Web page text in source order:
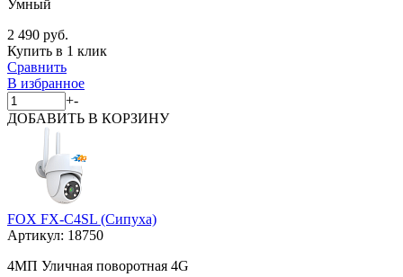
Умный
2 490 руб.
Купить в 1 клик
Сравнить
В избранное
+-
ДОБАВИТЬ В КОРЗИНУ
FOX FX-C4SL (Сипуха)
Артикул: 18750
4МП Уличная поворотная 4G